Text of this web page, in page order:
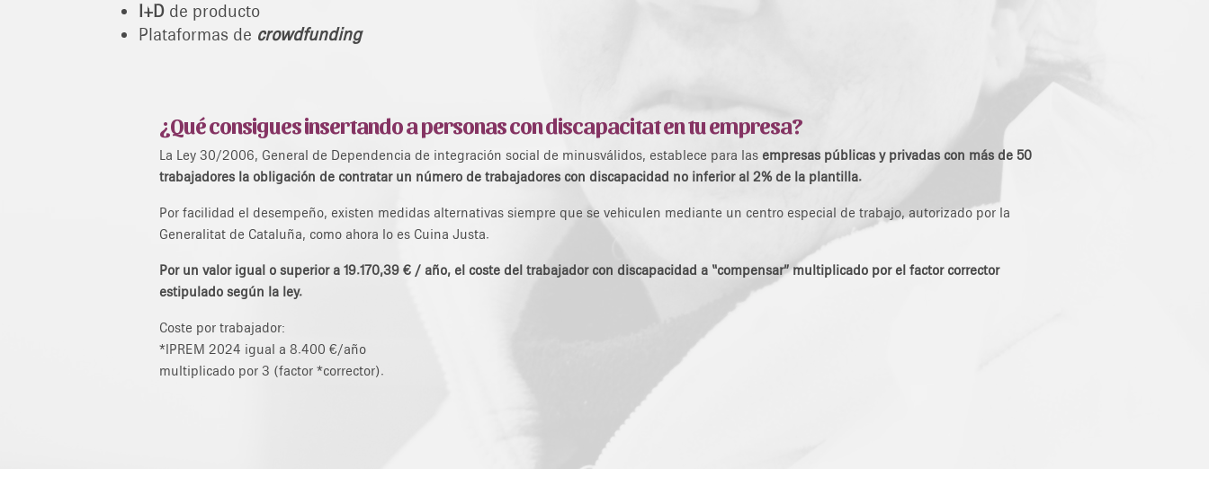
I+D de producto
Plataformas de crowdfunding
¿Qué consigues insertando a personas con discapacitat en tu empresa?
La Ley 30/2006, General de Dependencia de integración social de minusválidos, establece para las empresas públicas y privadas con más de 50
trabajadores la obligación de contratar un número de trabajadores con discapacidad no inferior al 2% de la plantilla.
Por facilidad el desempeño, existen medidas alternativas siempre que se vehiculen mediante un centro especial de trabajo, autorizado por la
Generalitat de Cataluña, como ahora lo es Cuina Justa.
Por un valor igual o superior a 19.170,39 € / año, el coste del trabajador con discapacidad a “compensar” multiplicado por el factor corrector
estipulado según la ley.
Coste por trabajador:
*IPREM 2024 igual a 8.400 €/año
multiplicado por 3 (factor *corrector).